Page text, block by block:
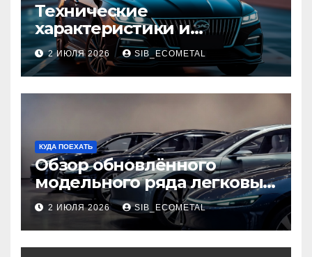
Технические
характеристики и
доступные комплектации
GAC Empow
2 ИЮЛЯ 2026 SIB_ECOMETAL
КУДА ПОЕХАТЬ
Обзор обновлённого
модельного ряда легковых
автомобилей 2026 года
2 ИЮЛЯ 2026 SIB_ECOMETAL